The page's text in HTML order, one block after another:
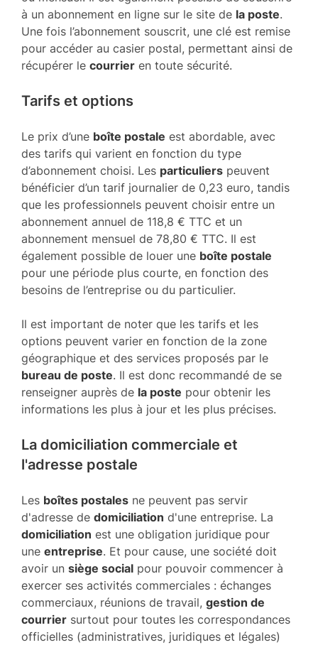
à un abonnement en ligne sur le site de la poste.
Une fois l’abonnement souscrit, une clé est remise
pour accéder au casier postal, permettant ainsi de
récupérer le courrier en toute sécurité.
Tarifs et options
Le prix d’une boîte postale est abordable, avec
des tarifs qui varient en fonction du type
d’abonnement choisi. Les particuliers peuvent
bénéficier d’un tarif journalier de 0,23 euro, tandis
que les professionnels peuvent choisir entre un
abonnement annuel de 118,8 € TTC et un
abonnement mensuel de 78,80 € TTC. Il est
également possible de louer une boîte postale
pour une période plus courte, en fonction des
besoins de l’entreprise ou du particulier.
Il est important de noter que les tarifs et les
options peuvent varier en fonction de la zone
géographique et des services proposés par le
bureau de poste. Il est donc recommandé de se
renseigner auprès de la poste pour obtenir les
informations les plus à jour et les plus précises.
La domiciliation commerciale et
l'adresse postale
Les boîtes postales ne peuvent pas servir
d'adresse de domiciliation d'une entreprise. La
domiciliation est une obligation juridique pour
une entreprise. Et pour cause, une société doit
avoir un siège social pour pouvoir commencer à
exercer ses activités commerciales : échanges
commerciaux, réunions de travail, gestion de
courrier surtout pour toutes les correspondances
officielles (administratives, juridiques et légales)